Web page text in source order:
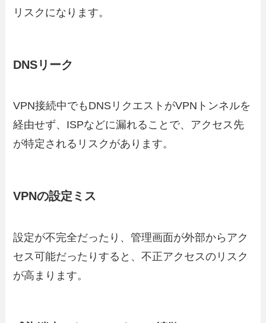
リスクになります。
DNSリーク
VPN接続中でもDNSリクエストがVPNトンネルを
経由せず、ISPなどに漏れることで、アクセス先
が特定されるリスクがあります。
VPNの設定ミス
設定が不完全だったり、管理画面が外部からアク
セス可能だったりすると、不正アクセスのリスク
が高まります。